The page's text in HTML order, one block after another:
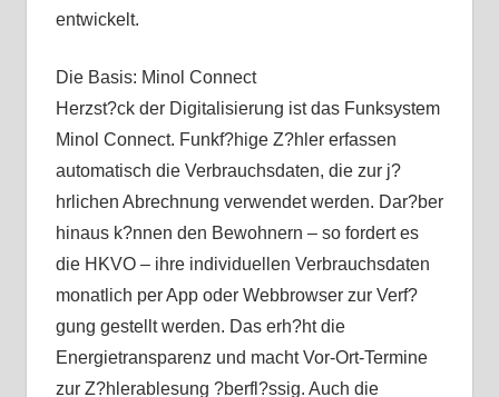
entwickelt.
Die Basis: Minol Connect
Herzst?ck der Digitalisierung ist das Funksystem
Minol Connect. Funkf?hige Z?hler erfassen
automatisch die Verbrauchsdaten, die zur j?
hrlichen Abrechnung verwendet werden. Dar?ber
hinaus k?nnen den Bewohnern – so fordert es
die HKVO – ihre individuellen Verbrauchsdaten
monatlich per App oder Webbrowser zur Verf?
gung gestellt werden. Das erh?ht die
Energietransparenz und macht Vor-Ort-Termine
zur Z?hlerablesung ?berfl?ssig. Auch die